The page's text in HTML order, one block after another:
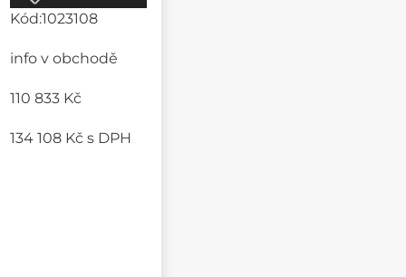
Kód:1023108
info v obchodě
110 833 Kč
134 108 Kčs DPH